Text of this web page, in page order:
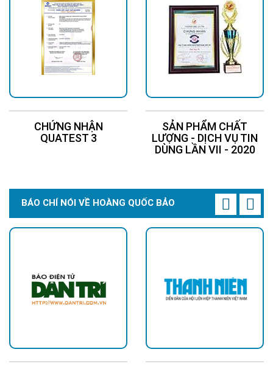
CHỨNG NHẬN
QUATEST 3
SẢN PHẨM CHẤT
LƯỢNG - DỊCH VỤ TIN
DÙNG LẦN VII - 2020
BÁO CHÍ NÓI VỀ HOÀNG QUỐC BẢO